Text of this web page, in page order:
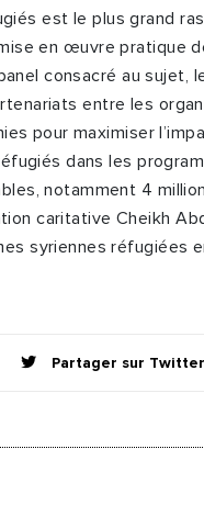
est le plus grand
en œuvre pratique
consacré au sujet,
entre les
pour maximiser
dans les
notamment 4
caritative Cheikh
syriennes réfugiées
Partager sur Twitter